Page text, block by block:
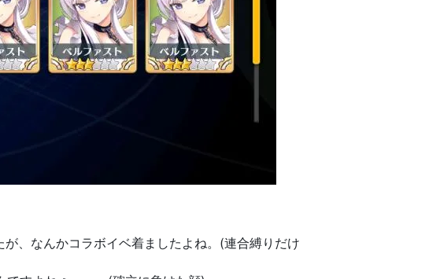
、なんかコラボイベ着ましたよね。(連合縛りだけ